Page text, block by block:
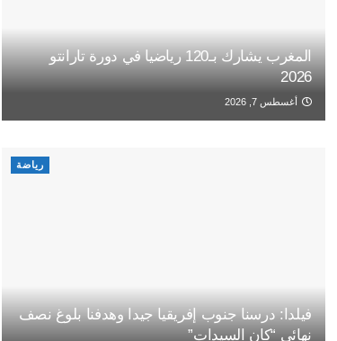
المغرب يشارك بـ120 رياضيا في دورة تارانتو
2026
أغسطس 7, 2026
رياضة
فيلدا: درسنا جنوب إفريقيا جيدا وهدفنا بلوغ نصف
نهائي “كان السيدات”